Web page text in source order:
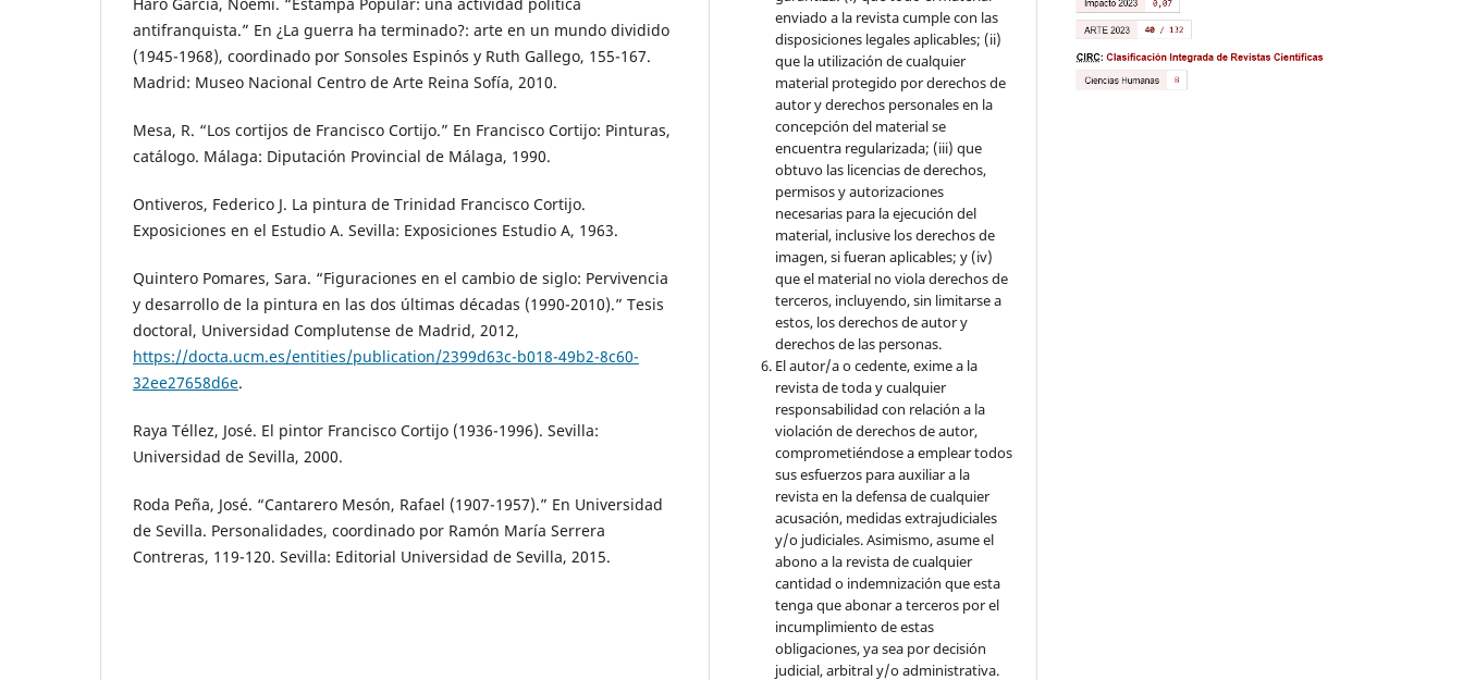
antifranquista.” En ¿La guerra ha terminado?: arte en un mundo dividido
(1945-1968), coordinado por Sonsoles Espinós y Ruth Gallego, 155-167.
Madrid: Museo Nacional Centro de Arte Reina Sofía, 2010.
Mesa, R. “Los cortijos de Francisco Cortijo.” En Francisco Cortijo: Pinturas,
catálogo. Málaga: Diputación Provincial de Málaga, 1990.
Ontiveros, Federico J. La pintura de Trinidad Francisco Cortijo.
Exposiciones en el Estudio A. Sevilla: Exposiciones Estudio A, 1963.
Quintero Pomares, Sara. “Figuraciones en el cambio de siglo: Pervivencia
y desarrollo de la pintura en las dos últimas décadas (1990-2010).” Tesis
doctoral, Universidad Complutense de Madrid, 2012,
https://docta.ucm.es/entities/publication/2399d63c-b018-49b2-8c60-
32ee27658d6e.
Raya Téllez, José. El pintor Francisco Cortijo (1936-1996). Sevilla:
Universidad de Sevilla, 2000.
Roda Peña, José. “Cantarero Mesón, Rafael (1907-1957).” En Universidad
de Sevilla. Personalidades, coordinado por Ramón María Serrera
Contreras, 119-120. Sevilla: Editorial Universidad de Sevilla, 2015.
enviado a la revista cumple con las
disposiciones legales aplicables; (ii)
que la utilización de cualquier
material protegido por derechos de
autor y derechos personales en la
concepción del material se
encuentra regularizada; (iii) que
obtuvo las licencias de derechos,
permisos y autorizaciones
necesarias para la ejecución del
material, inclusive los derechos de
imagen, si fueran aplicables; y (iv)
que el material no viola derechos de
terceros, incluyendo, sin limitarse a
estos, los derechos de autor y
derechos de las personas.
El autor/a o cedente, exime a la
revista de toda y cualquier
responsabilidad con relación a la
violación de derechos de autor,
comprometiéndose a emplear todos
sus esfuerzos para auxiliar a la
revista en la defensa de cualquier
acusación, medidas extrajudiciales
y/o judiciales. Asimismo, asume el
abono a la revista de cualquier
cantidad o indemnización que esta
tenga que abonar a terceros por el
incumplimiento de estas
obligaciones, ya sea por decisión
judicial, arbitral y/o administrativa.